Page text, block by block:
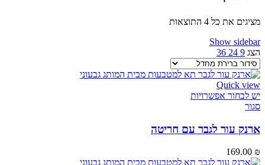
מציגים את כל ⁦4⁩ התוצאות
Show sidebar
הצג 9
24
36
Quick view
יש לבחור אפשרויות
סגור
ארנק עור לגבר עם חריטה
169.00 ₪